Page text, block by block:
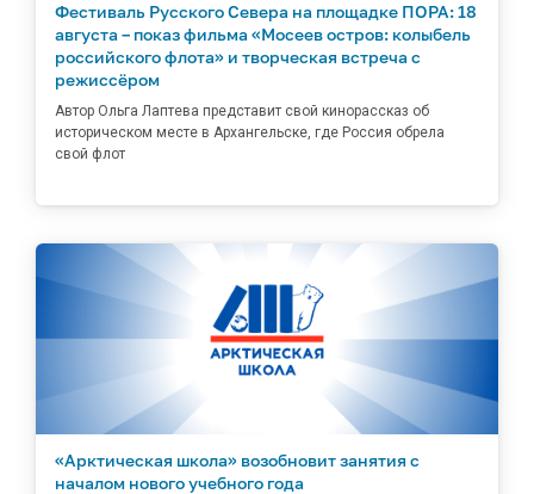
Фестиваль Русского Севера на площадке ПОРА: 18
августа – показ фильма «Мосеев остров: колыбель
российского флота» и творческая встреча с
режиссёром
Автор Ольга Лаптева представит свой кинорассказ об
историческом месте в Архангельске, где Россия обрела
свой флот
«Арктическая школа» возобновит занятия с
началом нового учебного года